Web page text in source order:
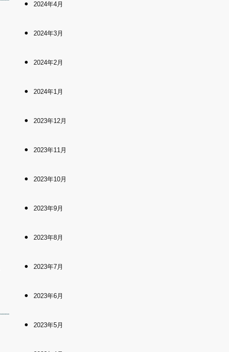
2024年4月
2024年3月
2024年2月
2024年1月
2023年12月
2023年11月
2023年10月
2023年9月
2023年8月
2023年7月
2023年6月
2023年5月